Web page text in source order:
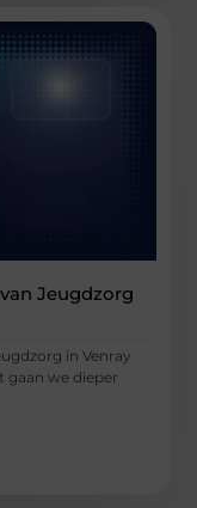
Jeugdzorg
in Venray
gaan we dieper